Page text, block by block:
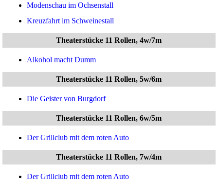
Modenschau im Ochsenstall
Kreuzfahrt im Schweinestall
Theaterstücke 11 Rollen, 4w/7m
Alkohol macht Dumm
Theaterstücke 11 Rollen, 5w/6m
Die Geister von Burgdorf
Theaterstücke 11 Rollen, 6w/5m
Der Grillclub mit dem roten Auto
Theaterstücke 11 Rollen, 7w/4m
Der Grillclub mit dem roten Auto